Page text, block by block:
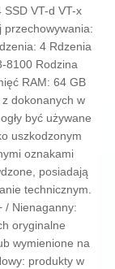
VT-d VT-x
przechowywania:
4 Rdzenia
8100 Rodzina
RAM: 64 GB
dokonanych w
być używane
uszkodzonym
oznakami
posiadają
technicznym.
/ Nienaganny:
oryginalne
wymienione na
produkty w